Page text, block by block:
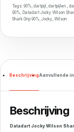
Tags: 90% dartpijl dartpijlen.
90% Datadart Jocky Wilson
Shark Grip 90% Jocky Wilson
Beschrijving Aanvullende
Beschrijving
Datadart Jocky Wilson